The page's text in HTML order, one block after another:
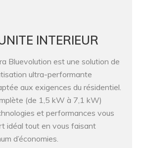
INTERIEUR
Bluevolution est une solution de
ultra-performante
aux exigences du résidentiel.
(de 1,5 kW à 7,1 kW)
et performances vous
idéal tout en vous faisant
d’économies.